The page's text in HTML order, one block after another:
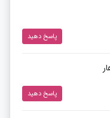
پاسخ دهید
پاسخ دهید